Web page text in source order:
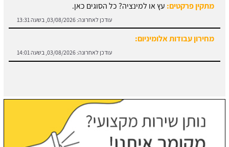
מחירון עבודות אלומיניום:
עודכן לאחרונה: 03/08/2026, בשעה 14:01
חוזה קבלן שלד:מידע והורדת הסכם מול קבלן שלד.
עודכן לאחרונה: 03/08/2026, בשעה 13:57